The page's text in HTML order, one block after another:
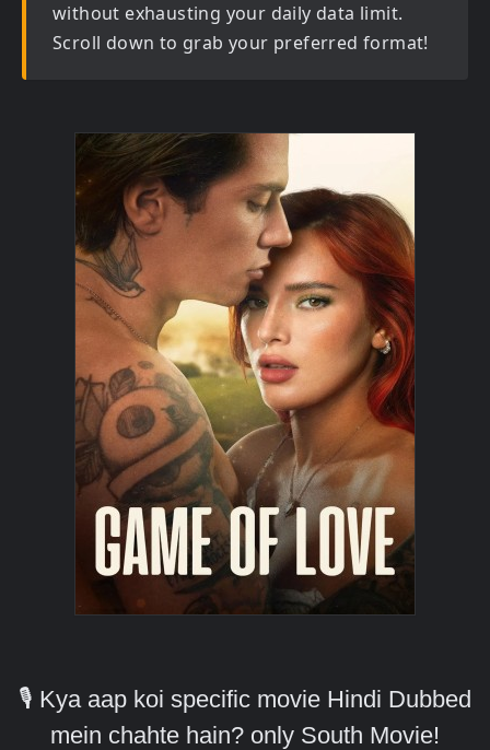
without exhausting your daily data limit.
Scroll down to grab your preferred format!
🎙️ Kya aap koi specific movie Hindi Dubbed
mein chahte hain? only South Movie!